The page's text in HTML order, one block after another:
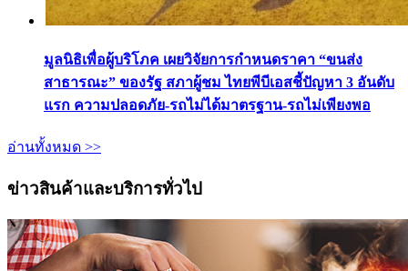
มูลนิธิเพื่อผู้บริโภค เผยวิจัยการกำหนดราคา “ขนส่ง
สาธารณะ” ของรัฐ สภาผู้ชม ไทยพีบีเอสชี้ปัญหา 3 อันดับ
แรก ความปลอดภัย-รถไม่ได้มาตรฐาน-รถไม่เพียงพอ
อ่านทั้งหมด >>
ข่าวสินค้าและบริการทั่วไป